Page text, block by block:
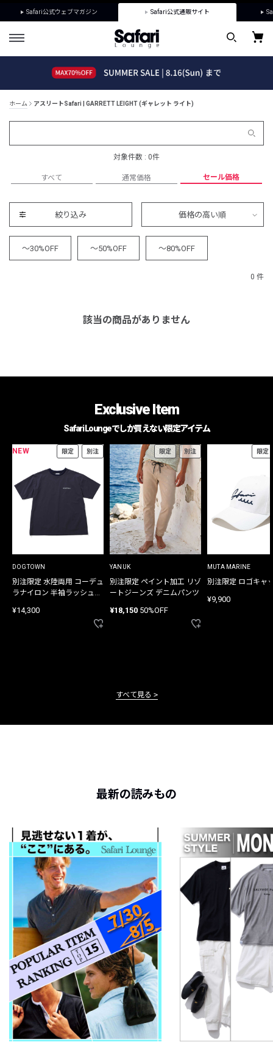
Safari公式ウェブマガジン Safari公式通販サイト
ホーム アスリートSafari | GARRETT LEIGHT (ギャレット ライト)
対象件数 : 0件
すべて 通常価格 セール価格
絞り込み 価格の高い順
～30%OFF ～50%OFF ～80%OFF
0 件
該当の商品がありません
Exclusive Item
Safari Loungeでしか買えない限定アイテム
NEW 限定 別注
DOGTOWN
別注限定 水陸両用 コーデュ
ラナイロン 半袖ラッシュガ
¥14,300
限定 別注
YANUK
別注限定 ペイント加工 リゾ
ートジーンズ デニムパンツ
¥18,150 50%OFF
限定
MUTA MARINE
別注限定 ロゴキャ
¥9,900
すべて見る
最新の読みもの